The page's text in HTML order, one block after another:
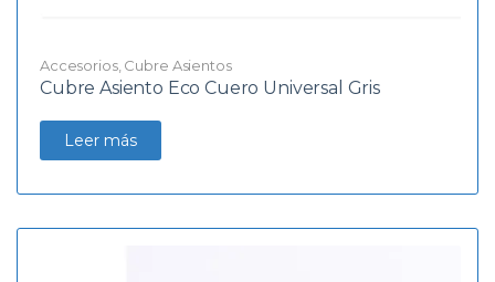
Accesorios, Cubre Asientos
Cubre Asiento Eco Cuero Universal Gris
Leer más